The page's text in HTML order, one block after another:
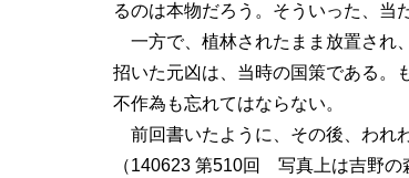
るのは本物だろう。そういった、当
一方で、植林されたまま放置され
招いた元凶は、当時の国策である。
不作為も忘れてはならない。
前回書いたように、その後、われ
（140623 第510回 写真上は吉野の